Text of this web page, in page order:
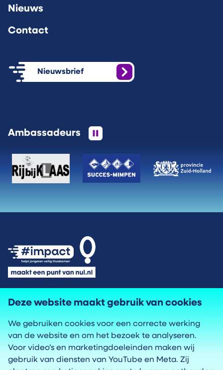
Deze website maakt gebruik van cookies
We gebruiken cookies voor een correcte werking
van de website en om het bezoek te analyseren.
Voor video’s en marketingdoeleinden maken wij
gebruik van diensten van YouTube en Meta. Zij
Nieuws
Contact
Nieuwsbrief
Ambassadeurs
Privacyverklaring
Cookies
Toegankelijkheid